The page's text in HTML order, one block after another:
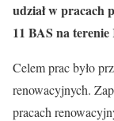
udział w pracach
11 BAS na terenie
Celem prac było
renowacyjnych.
pracach